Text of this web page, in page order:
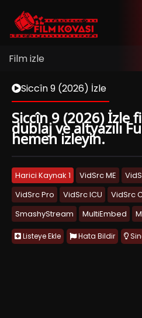
Film izle
Siccîn 9 (2026) İzle
Siccîn 9 (2026) İzle
dublaj ve altyazılı
hemen izleyin.
Harici Kaynak 1 VidSrc ME
VidSrc Pro
VidSrc ICU VidSrc
SmashyStream
MultiEmbed
Listeye Ekle Hata Bildir